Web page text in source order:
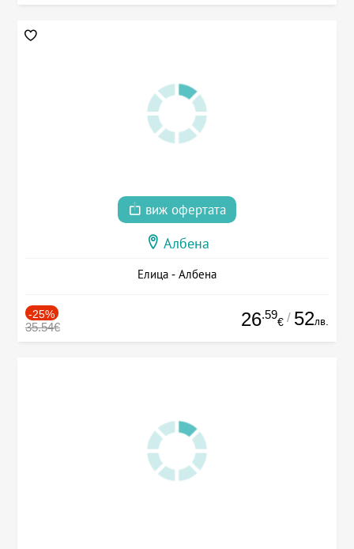
виж офертата
Албена
Елица - Албена
-25%
35.54€ 26.59
€ / 52лв.